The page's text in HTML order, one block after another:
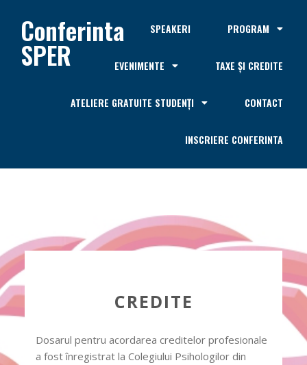
Conferinta
SPER
SPEAKERI PROGRAM
EVENIMENTE TAXE ȘI CREDITE
ATELIERE GRATUITE STUDENȚI CONTACT
INSCRIERE CONFERINTA
CREDITE
Dosarul pentru acordarea creditelor profesionale
a fost înregistrat la Colegiului Psihologilor din